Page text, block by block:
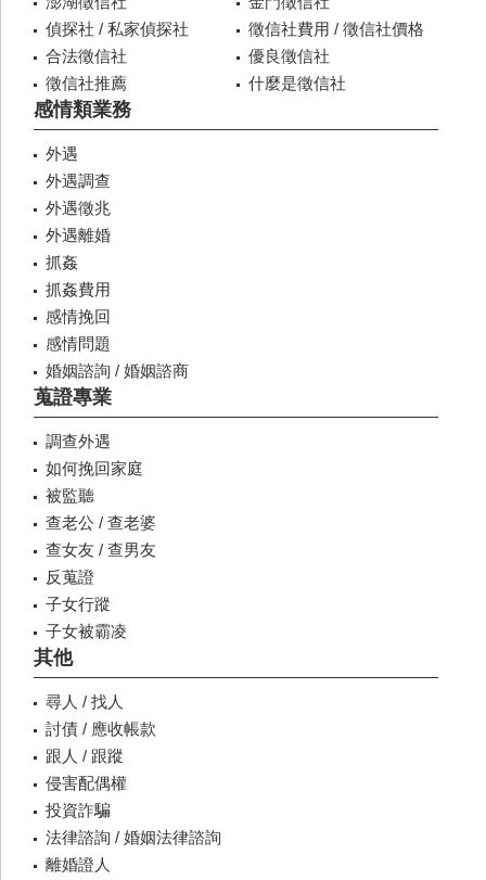
偵探社 / 私家偵探社
徵信社費用 / 徵信社價格
合法徵信社
優良徵信社
徵信社推薦
什麼是徵信社
感情類業務
外遇
外遇調查
外遇徵兆
外遇離婚
抓姦
抓姦費用
感情挽回
感情問題
婚姻諮詢 / 婚姻諮商
蒐證專業
調查外遇
如何挽回家庭
被監聽
查老公 / 查老婆
查女友 / 查男友
反蒐證
子女行蹤
子女被霸凌
其他
尋人 / 找人
討債 / 應收帳款
跟人 / 跟蹤
侵害配偶權
投資詐騙
法律諮詢 / 婚姻法律諮詢
離婚證人